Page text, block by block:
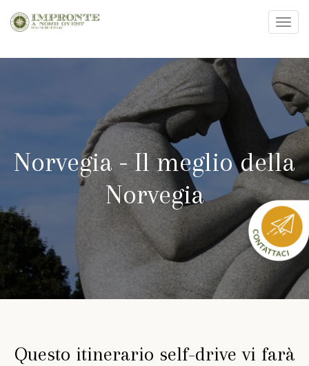
Norvegia - Il meglio della
Norvegia
Questo itinerario self-drive vi farà